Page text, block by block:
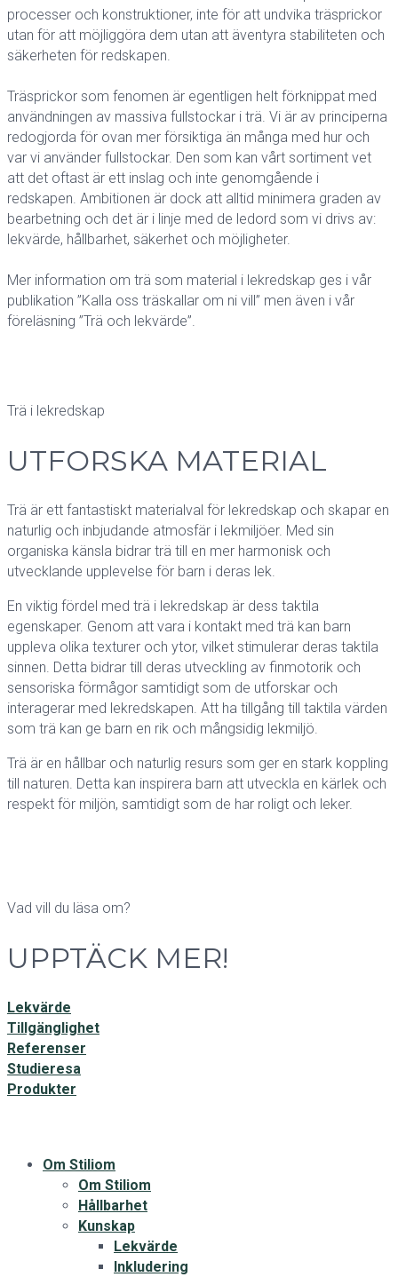
processer och konstruktioner, inte för att undvika träsprickor
utan för att möjliggöra dem utan att äventyra stabiliteten och
säkerheten för redskapen.
Träsprickor som fenomen är egentligen helt förknippat med
användningen av massiva fullstockar i trä. Vi är av principerna
redogjorda för ovan mer försiktiga än många med hur och
var vi använder fullstockar. Den som kan vårt sortiment vet
att det oftast är ett inslag och inte genomgående i
redskapen. Ambitionen är dock att alltid minimera graden av
bearbetning och det är i linje med de ledord som vi drivs av:
lekvärde, hållbarhet, säkerhet och möjligheter.
Mer information om trä som material i lekredskap ges i vår
publikation ”Kalla oss träskallar om ni vill” men även i vår
föreläsning ”Trä och lekvärde”.
Trä i lekredskap
UTFORSKA MATERIAL
Trä är ett fantastiskt materialval för lekredskap och skapar en
naturlig och inbjudande atmosfär i lekmiljöer. Med sin
organiska känsla bidrar trä till en mer harmonisk och
utvecklande upplevelse för barn i deras lek.
En viktig fördel med trä i lekredskap är dess taktila
egenskaper. Genom att vara i kontakt med trä kan barn
uppleva olika texturer och ytor, vilket stimulerar deras taktila
sinnen. Detta bidrar till deras utveckling av finmotorik och
sensoriska förmågor samtidigt som de utforskar och
interagerar med lekredskapen. Att ha tillgång till taktila värden
som trä kan ge barn en rik och mångsidig lekmiljö.
Trä är en hållbar och naturlig resurs som ger en stark koppling
till naturen. Detta kan inspirera barn att utveckla en kärlek och
respekt för miljön, samtidigt som de har roligt och leker.
Vad vill du läsa om?
UPPTÄCK MER!
Lekvärde
Tillgänglighet
Referenser
Studieresa
Produkter
Om Stiliom
Om Stiliom
Hållbarhet
Kunskap
Lekvärde
Inkludering